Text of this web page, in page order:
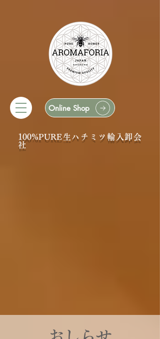
100%PURE生ハチミツ輸入卸会
社
Online Shop